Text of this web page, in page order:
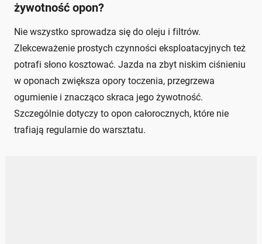
żywotność opon?
Nie wszystko sprowadza się do oleju i filtrów.
Zlekceważenie prostych czynności eksploatacyjnych też
potrafi słono kosztować. Jazda na zbyt niskim ciśnieniu
w oponach zwiększa opory toczenia, przegrzewa
ogumienie i znacząco skraca jego żywotność.
Szczególnie dotyczy to opon całorocznych, które nie
trafiają regularnie do warsztatu.